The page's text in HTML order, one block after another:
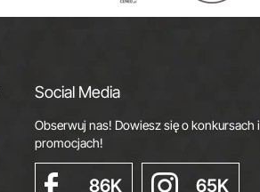
Social Media
Obserwuj nas! Dowiesz się o konkursach i
promocjach!
86K 65K